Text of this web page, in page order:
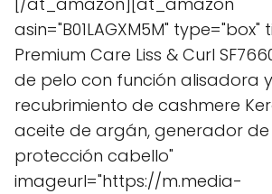
asin="B01LAGXM5M"
Premium Care Liss & Curl
de pelo con función alisadora
recubrimiento de cashmere
aceite de argán, generador de
protección cabello"
imageurl="https://m.media-